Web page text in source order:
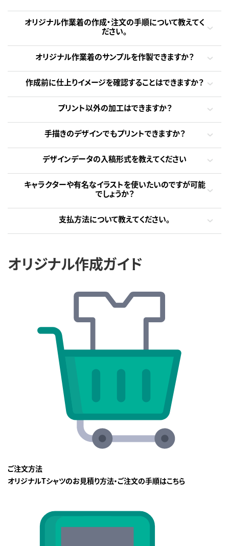
オリジナル作業着の作成・注文の手順について教えてく
ださい。
オリジナル作業着のサンプルを作製できますか？
作成前に仕上りイメージを確認することはできますか？
プリント以外の加工はできますか？
手描きのデザインでもプリントできますか？
デザインデータの入稿形式を教えてください
キャラクターや有名なイラストを使いたいのですが可能
でしょうか？
支払方法について教えてください。
オリジナル作成ガイド
ご注文方法
オリジナルTシャツのお見積り方法・ご注文の手順はこちら